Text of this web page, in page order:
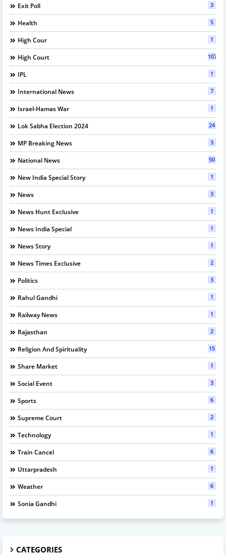
Exit Poll 3
Health 5
High Cour 1
High Court 107
IPL 1
International News 7
Israel-Hamas War 1
Lok Sabha Election 2024 24
MP Breaking News 3
National News 50
New India Special Story 1
News 3
News Hunt Exclusive 1
News India Special 1
News Story 1
News Times Exclusive 2
Politics 3
Rahul Gandhi 1
Railway News 1
Rajasthan 2
Religion And Spirituality 15
Share Market 1
Social Event 3
Sports 6
Supreme Court 2
Technology 1
Train Cancel 6
Uttarpradesh 1
Weather 6
Sonia Gandhi 1
CATEGORIES